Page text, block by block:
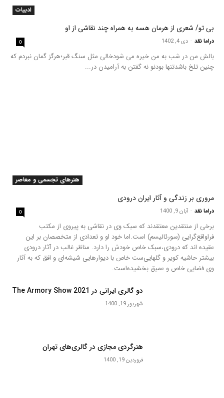
ادبیات
بی تو/ شعری از هرمان هسه به همراه چند نقاشی از او
دراما نقد - دی 4, 1402 0
بالش من در شب به من خیره می شودخالی مثل سنگ قبر؛هرگز گمان نبردم که
چنین تلخ باشدتنها بودنو نه گفتن به آرامیدن در...
هنرهای تجسمی و معاصر
مروری بر زندگی و آثار ایران درودی
دراما نقد - آبان 9, 1400 0
برخی از منتقدین معتقدند که سبک وی در نقاشی به پیروی از مکتب
فراواقع‌گرایی (سورئالیسم) است.اما خود او و تعدادی از متخصصان بر این
عقیده اند که درودی،سبک خاص خودش را دارد. مناظر غالب در آثار درودی
بیشتر حاشیه کویر و گلهایی‌ست خاص با دیوارهایی شیشه‌ای و افق که به آثار
وی فضایی خاص و عمیق بخشیده‌است.
دو گالری ایرانی در The Armory Show 2021
شهریور 19, 1400
هنرگردی مجازی در گالری‌های تهران
فروردین 19, 1400